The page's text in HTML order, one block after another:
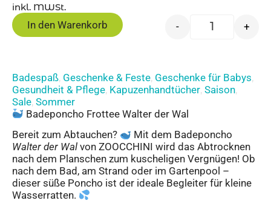
inkl. MWSt.
- +
In den Warenkorb
Badespaß, Geschenke & Feste, Geschenke für Babys,
Gesundheit & Pflege, Kapuzenhandtücher, Saison,
Sale, Sommer
Badeponcho Frottee Walter der Wal
Bereit zum Abtauchen?
Mit dem Badeponcho
Walter der Wal von ZOOCCHINI wird das Abtrocknen
nach dem Planschen zum kuscheligen Vergnügen! Ob
nach dem Bad, am Strand oder im Gartenpool –
dieser süße Poncho ist der ideale Begleiter für kleine
Wasserratten.